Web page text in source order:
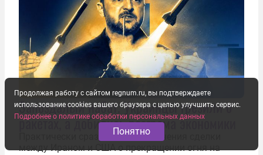
Запоздалый набат. Украинцы грезили о
ракетах, а добились разгрома экономики
Практически сразу после заключения сделки
между Ираном и США о прекращении огня на
Продолжая работу с сайтом regnum.ru, вы подтверждаете
использование cookies вашего браузера с целью улучшить сервис.
Подробнее о политике обработки персональных данных
Понятно